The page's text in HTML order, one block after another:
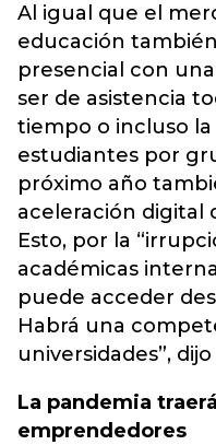
Al igual que el
educación
presencial con
ser de asistencia
tiempo o incluso la
estudiantes por
próximo año
aceleración digital
Esto, por la
académicas
puede acceder
Habrá una
universidades”,
La pandemia
emprendedores